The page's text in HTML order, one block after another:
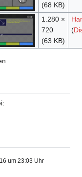
(68 KB)
1.280 ×
720
(63 KB)
(
um 23:03 Uhr